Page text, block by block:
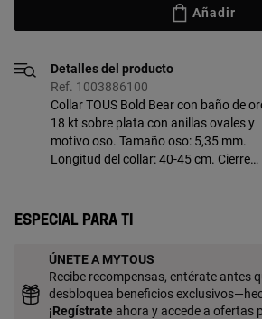
Añadir
Detalles del producto
Ref. 1003886100
Collar TOUS Bold Bear con baño de
18 kt sobre plata con anillas ovales y
motivo oso. Tamaño oso: 5,35 mm.
Longitud del collar: 40-45 cm. Cierre
Especial para ti
ÚNETE A MYTOUS
Recibe recompensas, entérate antes
desbloquea beneficios
¡Regístrate ahora y accede a ofertas